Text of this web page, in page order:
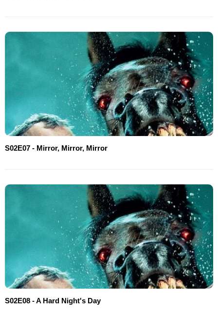
S02E07 - Mirror, Mirror, Mirror
S02E08 - A Hard Night's Day